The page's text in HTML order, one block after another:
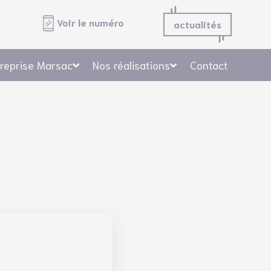
Sols, Murs, Façade
Voir le numéro actualités
Marsac Nos réalisations Contact